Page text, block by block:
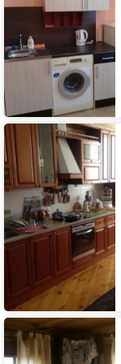
комнатная
Советской
11
Гостевой
дом
Восточный
Дом
для
отпуска